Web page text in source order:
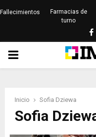
Fallecimientos
Farmacias de
turno
PRIMARY
Inicio Sofia Dziewa
Sofia